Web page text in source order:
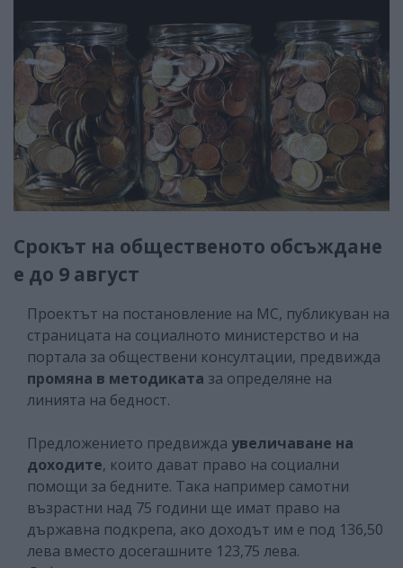
Срокът на общественото обсъждане
е до 9 август
Проектът на постановление на МС, публикуван на
страницата на социалното министерство и на
портала за обществени консултации, предвижда
промяна в методиката за определяне на
линията на бедност.
Предложението предвижда увеличаване на
доходите, които дават право на социални
помощи за бедните. Така например самотни
възрастни над 75 години ще имат право на
държавна подкрепа, ако доходът им е под 136,50
лева вместо досегашните 123,75 лева.